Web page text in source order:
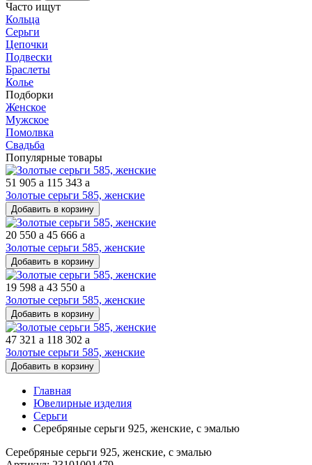
Часто ищут
Кольца
Серьги
Цепочки
Подвески
Браслеты
Колье
Подборки
Женское
Мужское
Помолвка
Свадьба
Популярные товары
51 905 a 115 343 a
Золотые серьги 585, женские
Добавить в корзину
20 550 a 45 666 a
Золотые серьги 585, женские
Добавить в корзину
19 598 a 43 550 a
Золотые серьги 585, женские
Добавить в корзину
47 321 a 118 302 a
Золотые серьги 585, женские
Добавить в корзину
Главная
Ювелирные изделия
Серьги
Серебряные серьги 925, женские, с эмалью
Серебряные серьги 925, женские, с эмалью